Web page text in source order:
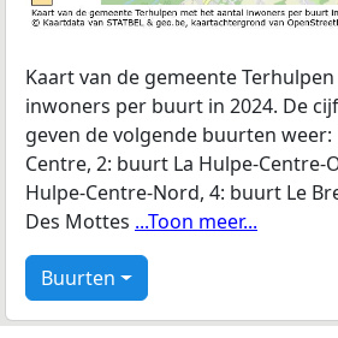
Kaart van de gemeente
inwoners per buurt in 2024. De
geven de volgende buurten
Centre, 2: buurt La Hulpe-Centre-
Hulpe-Centre-Nord, 4: buurt Le
Des Mottes ...Toon meer...
Buurten